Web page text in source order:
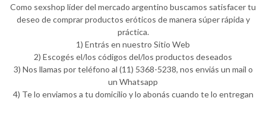
Como sexshop líder del mercado argentino buscamos satisfacer tu
deseo de comprar productos eróticos de manera súper rápida y
práctica.
1) Entrás en nuestro Sitio Web
2) Escogés el/los códigos del/los productos deseados
3) Nos llamas por teléfono al (11) 5368-5238, nos enviás un mail o
un Whatsapp
4) Te lo enviamos a tu domicilio y lo abonás cuando te lo entregan